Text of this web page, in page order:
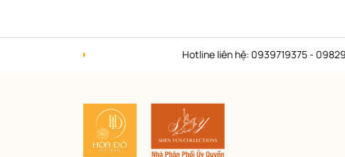
Hotline liên hệ: 0939719375 - 0982997979